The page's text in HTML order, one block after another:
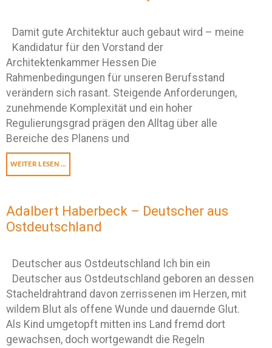
Damit gute Architektur auch gebaut wird – meine
Kandidatur für den Vorstand der
Architektenkammer Hessen Die
Rahmenbedingungen für unseren Berufsstand
verändern sich rasant. Steigende Anforderungen,
zunehmende Komplexität und ein hoher
Regulierungsgrad prägen den Alltag über alle
Bereiche des Planens und
WEITER LESEN …
Adalbert Haberbeck – Deutscher aus
Ostdeutschland
Deutscher aus Ostdeutschland Ich bin ein
Deutscher aus Ostdeutschland geboren an dessen
Stacheldrahtrand davon zerrissenen im Herzen, mit
wildem Blut als offene Wunde und dauernde Glut.
Als Kind umgetopft mitten ins Land fremd dort
gewachsen, doch wortgewandt die Regeln